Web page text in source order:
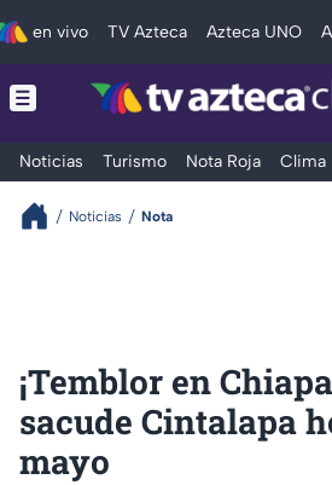
en vivo TV Azteca Azteca UNO
Noticias Turismo Nota Roja Clima
Noticias Nota
¡Temblor en
sacude Cintalapa
mayo